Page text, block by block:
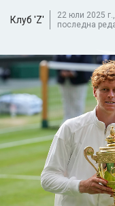
Клуб 'Z'
22 юли 2025
последна